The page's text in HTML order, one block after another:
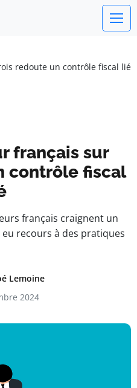
redoute un contrôle fiscal lié
français sur
contrôle fiscal
français craignent un
recours à des pratiques
Lemoine
2024